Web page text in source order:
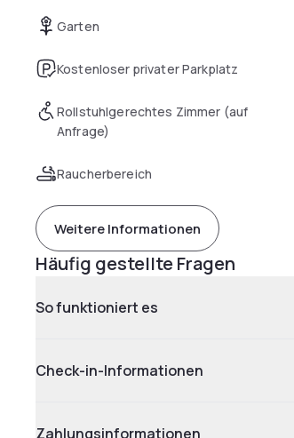
Garten
Kostenloser privater Parkplatz
Rollstuhlgerechtes Zimmer (auf
Anfrage)
Raucherbereich
Weitere Informationen
Häufig gestellte Fragen
So funktioniert es
Check-in-Informationen
Zahlungsinformationen